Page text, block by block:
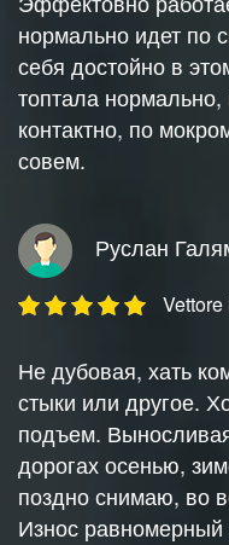
нормально идет по
себя достойно в
топтала
контактно, по
совем.
Руслан
Не дубовая, хать
стыки или другое.
подъем.
дорогах осенью,
поздно снимаю, во
Износ